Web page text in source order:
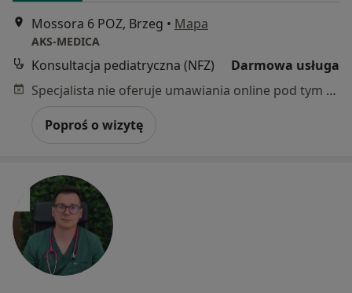
Mossora 6 POZ, Brzeg • Mapa
AKS-MEDICA
Konsultacja pediatryczna (NFZ)
Darmowa usługa
Specjalista nie oferuje umawiania online pod tym adresem.
Poproś o wizytę